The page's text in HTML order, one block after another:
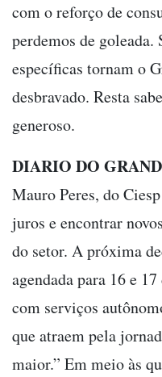
com o reforço de
perdemos de
específicas tornam o
desbravado. Resta
generoso.
DIARIO DO
Mauro Peres, do
juros e encontrar
do setor. A próxima
agendada para 16 e
com serviços
que atraem pela
maior.” Em meio às